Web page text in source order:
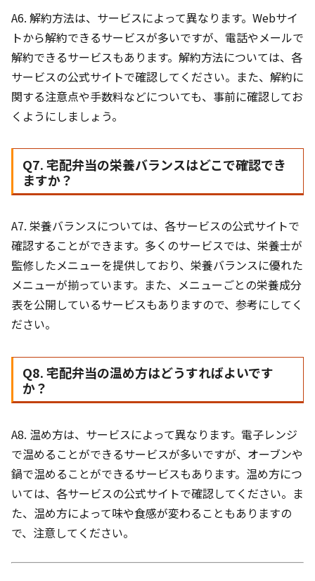
A6. 解約方法は、サービスによって異なります。Webサイ
トから解約できるサービスが多いですが、電話やメールで
解約できるサービスもあります。解約方法については、各
サービスの公式サイトで確認してください。また、解約に
関する注意点や手数料などについても、事前に確認してお
くようにしましょう。
Q7. 宅配弁当の栄養バランスはどこで確認でき
ますか？
A7. 栄養バランスについては、各サービスの公式サイトで
確認することができます。多くのサービスでは、栄養士が
監修したメニューを提供しており、栄養バランスに優れた
メニューが揃っています。また、メニューごとの栄養成分
表を公開しているサービスもありますので、参考にしてく
ださい。
Q8. 宅配弁当の温め方はどうすればよいです
か？
A8. 温め方は、サービスによって異なります。電子レンジ
で温めることができるサービスが多いですが、オーブンや
鍋で温めることができるサービスもあります。温め方につ
いては、各サービスの公式サイトで確認してください。ま
た、温め方によって味や食感が変わることもありますの
で、注意してください。